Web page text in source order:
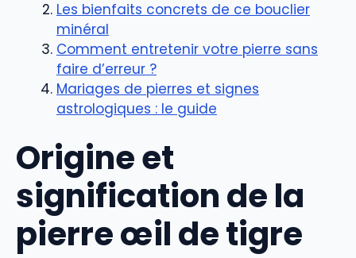
Les bienfaits concrets de ce bouclier
minéral
Comment entretenir votre pierre sans
faire d’erreur ?
Mariages de pierres et signes
astrologiques : le guide
Origine et
signification de la
pierre œil de tigre